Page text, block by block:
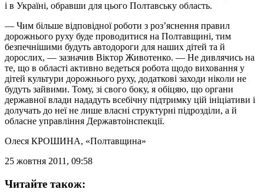
і в Україні, обравши для цього Полтавську область.
— Чим більше відповідної роботи з роз’яснення правил
дорожнього руху буде проводитися на Полтавщині, тим
безпечнішими будуть автодороги для наших дітей та й
дорослих, — зазначив Віктор Животенко. — Не дивлячись на
те, що в області активно ведеться робота щодо виховання у
дітей культури дорожнього руху, додаткові заходи ніколи не
будуть зайвими. Тому, зі свого боку, я обіцяю, що органи
державної влади нададуть всебічну підтримку цій ініціативи і
долучать до неї не лише власні структурні підрозділи, а й
обласне управління Державтоінспекції.
Олеся КРОШИНА, «Полтавщина»
25 жовтня 2011, 09:58
Читайте також: